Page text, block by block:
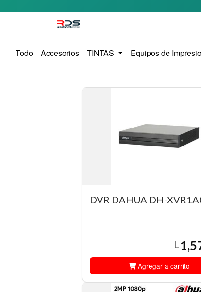
Todo Accesorios TINTAS Equipos de
DVR DAHUA DH-
L
Agregar a carrito